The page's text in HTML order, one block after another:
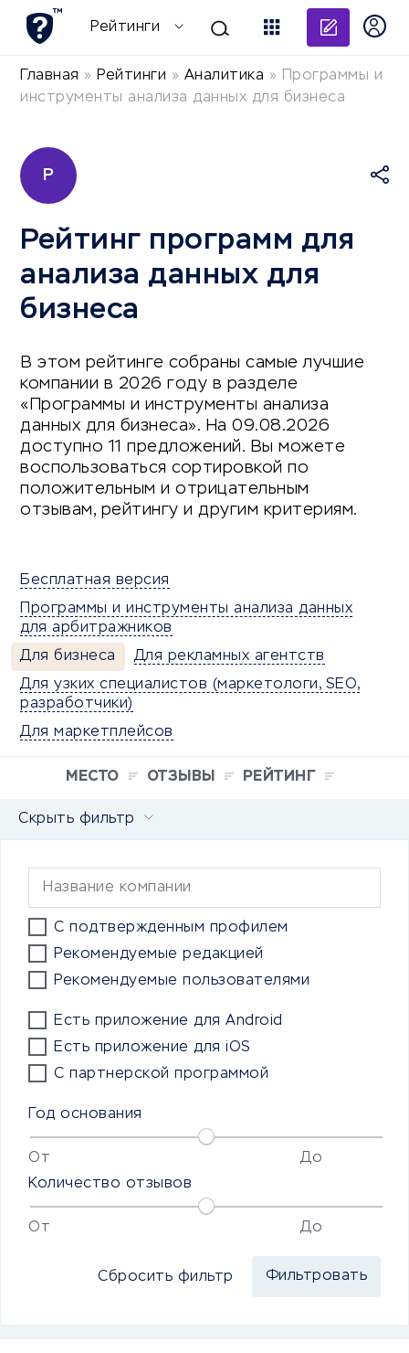
Рейтинги
Главная » Рейтинги » Аналитика »
Программы и
инструменты анализа данных для бизнеса
Р
Рейтинг программ для
анализа данных для
бизнеса
В этом рейтинге собраны самые лучшие
компании в 2026 году в разделе
«Программы и инструменты анализа
данных для бизнеса». На 09.08.2026
доступно 11 предложений. Вы можете
воспользоваться сортировкой по
положительным и отрицательным
отзывам, рейтингу и другим критериям.
Бесплатная версия
Программы и инструменты анализа данных
для арбитражников
Для бизнеса
Для рекламных агентств
Для узких специалистов (маркетологи, SEO,
разработчики)
Для маркетплейсов
МЕСТО ОТЗЫВЫ РЕЙТИНГ
Скрыть фильтр
С подтвержденным профилем
Рекомендуемые редакцией
Рекомендуемые пользователями
Есть приложение для Android
Есть приложение для iOS
С партнерской программой
Год основания
От
До
Количество отзывов
От До
Сбросить фильтр